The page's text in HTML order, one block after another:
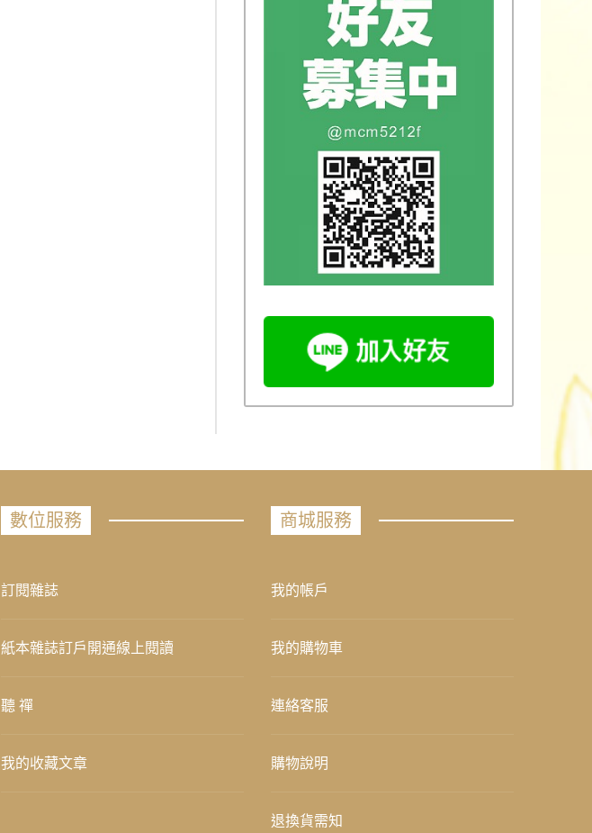
數位服務
訂閱雜誌
紙本雜誌訂戶開通線上閱讀
聽 禪
我的收藏文章
商城服務
我的帳戶
我的購物車
連絡客服
購物說明
退換貨需知